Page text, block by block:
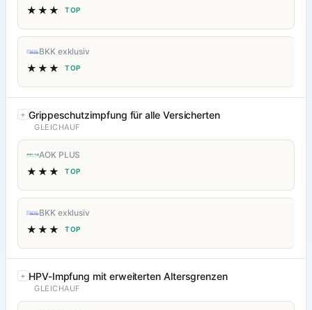
★★★ TOP
BKK exklusiv
★★★ TOP
Grippeschutzimpfung für alle Versicherten
GLEICHAUF
AOK PLUS
★★★ TOP
BKK exklusiv
★★★ TOP
HPV-Impfung mit erweiterten Altersgrenzen
GLEICHAUF